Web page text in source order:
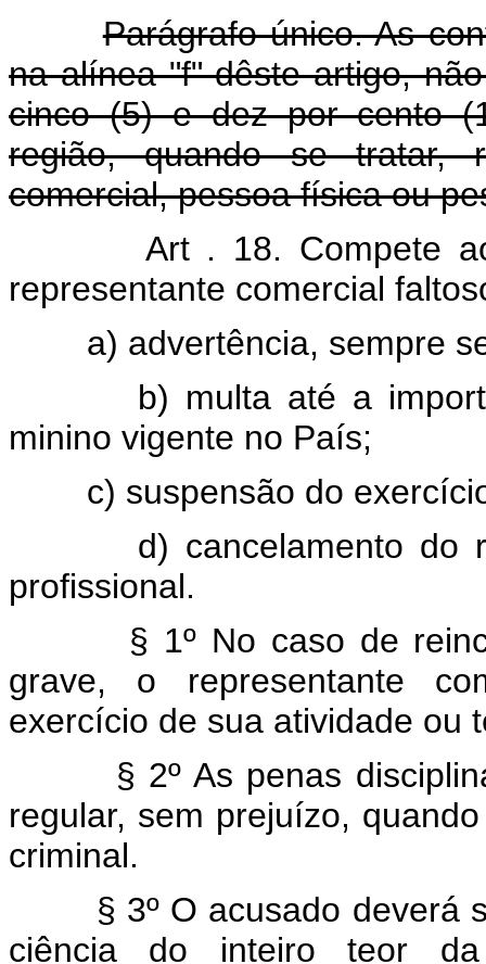
Parágrafo único. As
na alínea "f" dêste artigo,
cinco (5) e dez por cento
região, quando se tratar,
comercial, pessoa física ou
Art . 18. Compete
representante comercial
a) advertência, sempre
b) multa até a
minino vigente no País;
c) suspensão do exercício
d) cancelamento do
profissional.
§ 1º No caso de
grave, o representante
exercício de sua atividade ou
§ 2º As penas
regular, sem prejuízo,
criminal.
§ 3º O acusado deverá
ciência do inteiro teor